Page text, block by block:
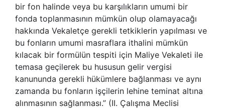
bir fon halinde veya bu karşılıkların umumi bir
fonda toplanmasının mümkün olup olamayacağı
hakkında Vekaletçe gerekli tetkiklerin yapılması ve
bu fonların umumi masraflara ithalini mümkün
kılacak bir formülün tespiti için Maliye Vekaleti ile
temasa geçilerek bu hususun gelir vergisi
kanununda gerekli hükümlere bağlanması ve aynı
zamanda bu fonların işçilerin lehine teminat altına
alınmasının sağlanması.” (II. Çalışma Meclisi